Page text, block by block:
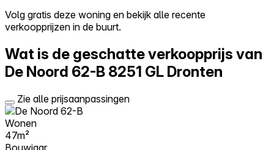
Log in
Volg gratis deze woning en bekijk alle recente
verkoopprijzen in de buurt.
Wat is de geschatte verkoopprijs van
De Noord 62-B 8251 GL Dronten
Zie alle prijsaanpassingen
Wonen
47m²
Bouwjaar